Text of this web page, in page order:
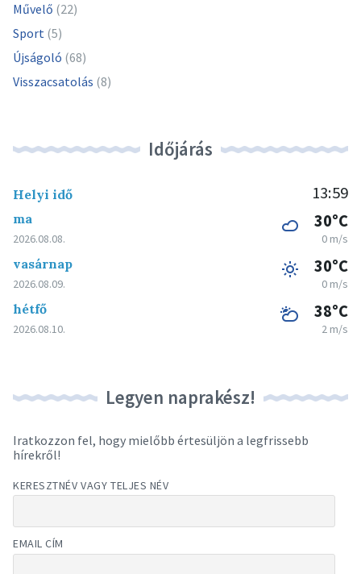
Művelő (22)
Sport (5)
Újságoló (68)
Visszacsatolás (8)
Időjárás
Helyi idő 13:59
ma
2026.08.08.
30°C
0 m/s
vasárnap
2026.08.09.
30°C
0 m/s
hétfő
2026.08.10.
38°C
2 m/s
Legyen naprakész!
Iratkozzon fel, hogy mielőbb értesüljön a legfrissebb
hírekről!
KERESZTNÉV VAGY TELJES NÉV
EMAIL CÍM